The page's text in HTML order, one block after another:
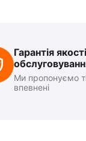
Гарантія
Ми пропонуємо
впевнені